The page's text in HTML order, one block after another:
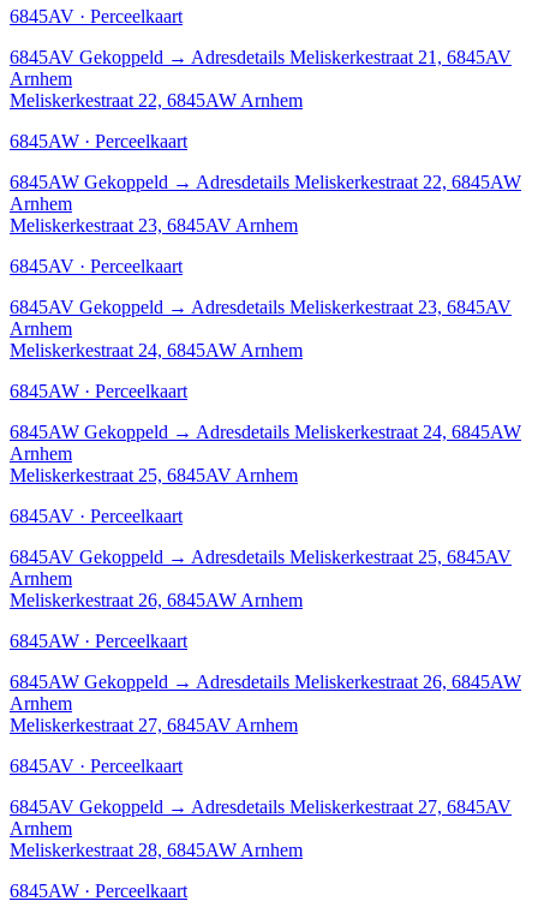
6845AV · Perceelkaart
6845AV Gekoppeld → Adresdetails Meliskerkestraat 21, 6845AV
Arnhem
Meliskerkestraat 22, 6845AW Arnhem
6845AW · Perceelkaart
6845AW Gekoppeld → Adresdetails Meliskerkestraat 22, 6845AW
Arnhem
Meliskerkestraat 23, 6845AV Arnhem
6845AV · Perceelkaart
6845AV Gekoppeld → Adresdetails Meliskerkestraat 23, 6845AV
Arnhem
Meliskerkestraat 24, 6845AW Arnhem
6845AW · Perceelkaart
6845AW Gekoppeld → Adresdetails Meliskerkestraat 24, 6845AW
Arnhem
Meliskerkestraat 25, 6845AV Arnhem
6845AV · Perceelkaart
6845AV Gekoppeld → Adresdetails Meliskerkestraat 25, 6845AV
Arnhem
Meliskerkestraat 26, 6845AW Arnhem
6845AW · Perceelkaart
6845AW Gekoppeld → Adresdetails Meliskerkestraat 26, 6845AW
Arnhem
Meliskerkestraat 27, 6845AV Arnhem
6845AV · Perceelkaart
6845AV Gekoppeld → Adresdetails Meliskerkestraat 27, 6845AV
Arnhem
Meliskerkestraat 28, 6845AW Arnhem
6845AW · Perceelkaart